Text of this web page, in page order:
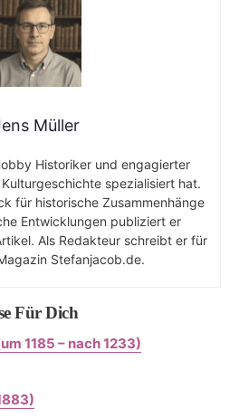
Müller
Historiker und engagierter
spezialisiert hat.
für historische Zusammenhänge
Entwicklungen publiziert er
Als Redakteur schreibt er für
Stefanjacob.de.
Für Dich
1185 – nach 1233)